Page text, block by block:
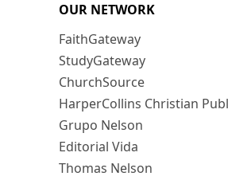
OUR NETWORK
FaithGateway
StudyGateway
ChurchSource
HarperCollins Christian
Grupo Nelson
Editorial Vida
Thomas Nelson